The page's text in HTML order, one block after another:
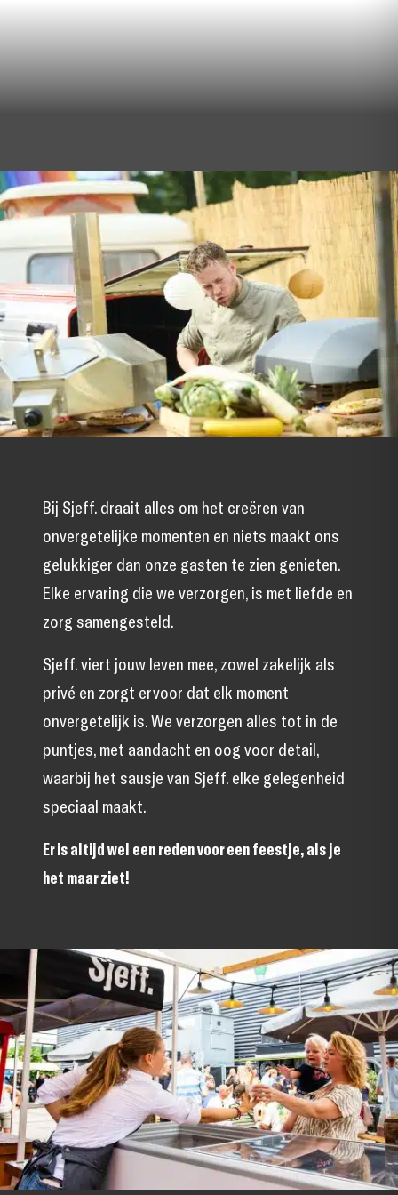
Bij Sjeff. draait alles om het creëren van
onvergetelijke momenten en niets maakt ons
gelukkiger dan onze gasten te zien genieten.
Elke ervaring die we verzorgen, is met liefde en
zorg samengesteld.
Sjeff. viert jouw leven mee, zowel zakelijk als
privé en zorgt ervoor dat elk moment
onvergetelijk is. We verzorgen alles tot in de
puntjes, met aandacht en oog voor detail,
waarbij het sausje van Sjeff. elke gelegenheid
speciaal maakt.
Er is altijd wel een reden voor een feestje, als je
het maar ziet!